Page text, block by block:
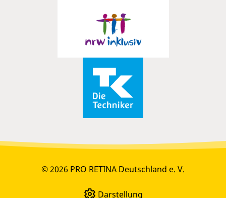
© 2026 PRO RETINA Deutschland e. V.
Darstellung